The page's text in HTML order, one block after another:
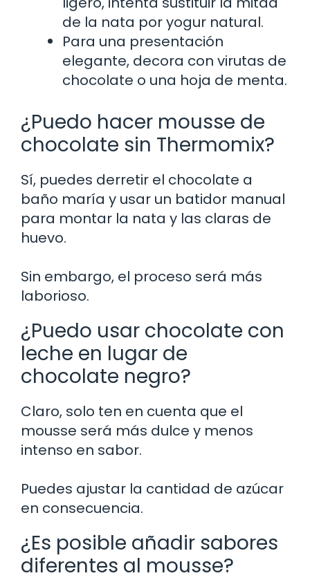
de la nata por yogur natural.
Para una presentación
elegante, decora con virutas de
chocolate o una hoja de menta.
¿Puedo hacer mousse de
chocolate sin Thermomix?
Sí, puedes derretir el chocolate a
baño maría y usar un batidor manual
para montar la nata y las claras de
huevo.
Sin embargo, el proceso será más
laborioso.
¿Puedo usar chocolate con
leche en lugar de
chocolate negro?
Claro, solo ten en cuenta que el
mousse será más dulce y menos
intenso en sabor.
Puedes ajustar la cantidad de azúcar
en consecuencia.
¿Es posible añadir sabores
diferentes al mousse?